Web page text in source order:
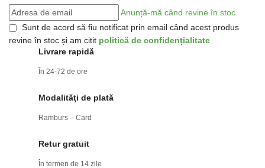
Anunță-mă când revine în stoc
Sunt de acord să fiu notificat prin email când acest produs
revine în stoc și am citit politică de confidențialitate
Livrare rapidă
În 24-72 de ore
Modalităţi de plată
Ramburs – Card
Retur gratuit
În termen de 14 zile